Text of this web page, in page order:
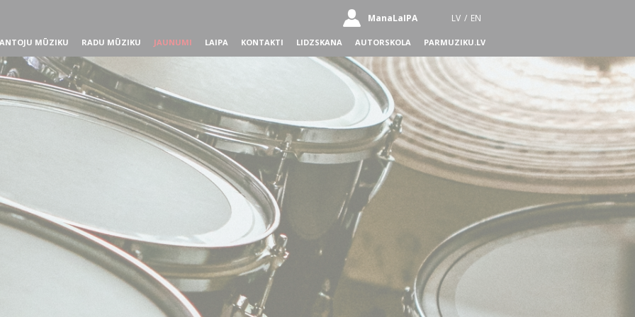
ManaLaIPA LV / EN
MŪZIKU RADU MŪZIKU JAUNUMI LAIPA KONTAKTI LIDZSKANA AUTORSKOLA PARMUZIKU.LV